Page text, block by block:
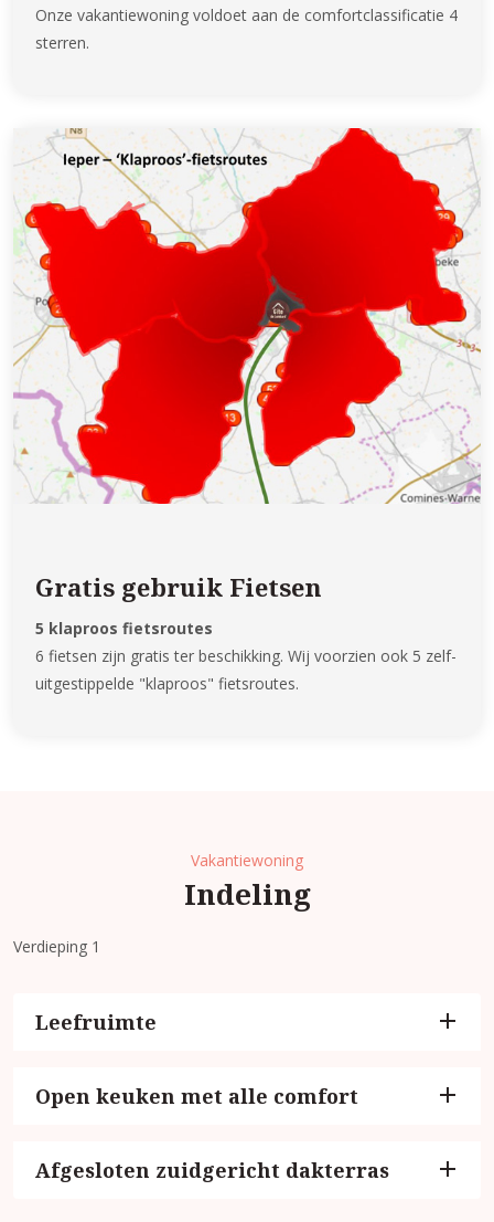
Onze vakantiewoning voldoet aan de comfortclassificatie 4
sterren.
Gratis gebruik Fietsen
5 klaproos fietsroutes
6 fietsen zijn gratis ter beschikking. Wij voorzien ook 5 zelf-
uitgestippelde "klaproos" fietsroutes.
Vakantiewoning
Indeling
Verdieping 1
Leefruimte
Open keuken met alle comfort
Afgesloten zuidgericht dakterras